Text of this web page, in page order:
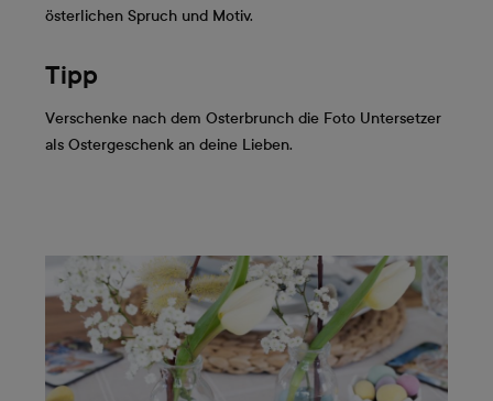
österlichen Spruch und Motiv.
Tipp
Verschenke nach dem Osterbrunch die Foto Untersetzer
als Ostergeschenk an deine Lieben.